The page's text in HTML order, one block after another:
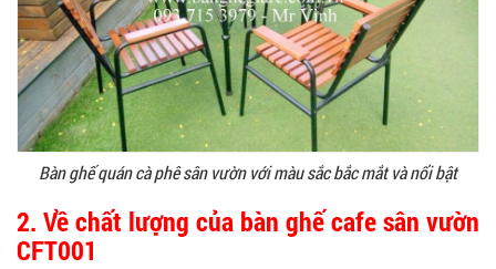
Bàn ghế quán cà phê sân vườn với màu sắc bắc mắt và nổi bật
2. Về chất lượng của bàn ghế cafe sân vườn
CFT001